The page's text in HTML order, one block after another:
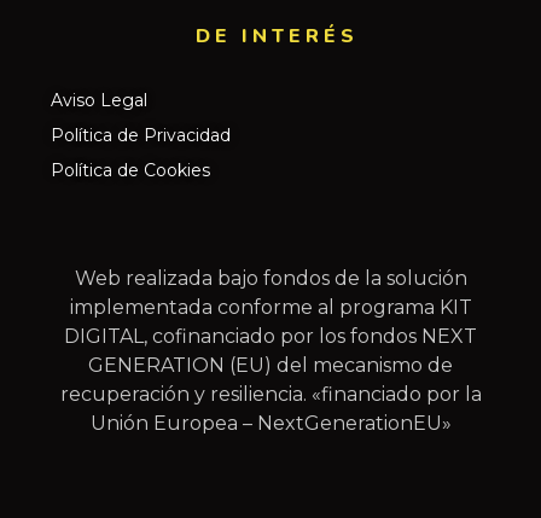
DE INTERÉS​
Aviso Legal
Política de Privacidad
Política de Cookies
Web realizada bajo fondos de la solución
implementada conforme al programa KIT
DIGITAL, cofinanciado por los fondos NEXT
GENERATION (EU) del mecanismo de
recuperación y resiliencia. «financiado por la
Unión Europea – NextGenerationEU»